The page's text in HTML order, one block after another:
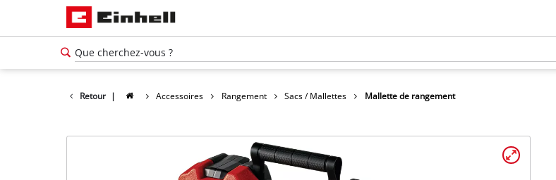
Retour | Accessoires Rangement Sacs / Mallettes Mallette de rangement